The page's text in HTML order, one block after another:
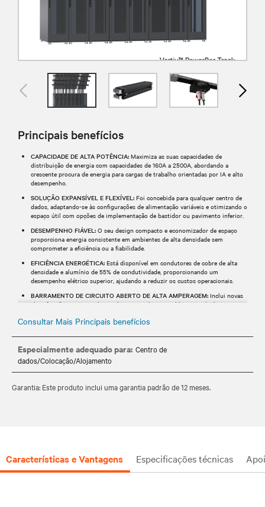
Principais benefícios
CAPACIDADE DE ALTA POTÊNCIA: Maximiza as suas capacidades de
distribuição de energia com capacidades de 160A a 2500A, abordando a
crescente procura de energia para cargas de trabalho orientadas por IA e alto
desempenho.
SOLUÇÃO EXPANSÍVEL E FLEXÍVEL: Foi concebida para qualquer centro de
dados, adaptando-se às configurações de alimentação variáveis e otimizando o
espaço útil com opções de implementação de bastidor ou pavimento inferior.
DESEMPENHO FIÁVEL: O seu design compacto e economizador de espaço
proporciona energia consistente em ambientes de alta densidade sem
comprometer a eficiência ou a fiabilidade.
EFICIÊNCIA ENERGÉTICA: Está disponível em condutores de cobre de alta
densidade e alumínio de 55% de condutividade, proporcionando um
desempenho elétrico superior, ajudando a reduzir os custos operacionais.
BARRAMENTO DE CIRCUITO ABERTO DE ALTA AMPERAGEM: Inclui novas
classificações com o Multi Stack Joint Pack e o Double Joint Block,
aplicações de alta procura.
Consultar Mais Principais benefícios
Especialmente adequado para: Centro de
dados/Colocação/Alojamento
Garantia: Este produto inclui uma garantia padrão de 12 meses.
Características e Vantagens Especificações técnicas